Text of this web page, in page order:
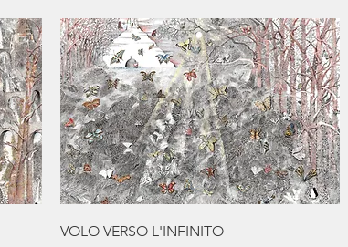
Vista rapida
VOLO VERSO L'INFINITO